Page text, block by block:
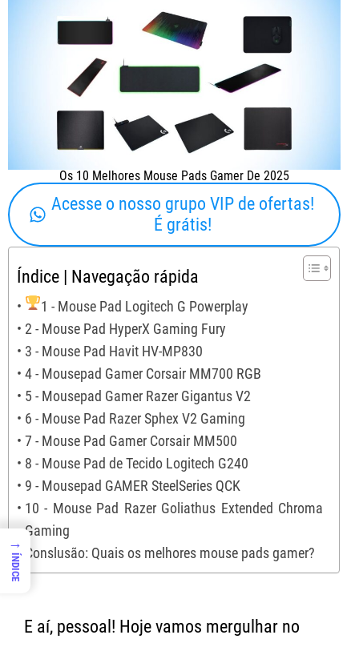
Os 10 Melhores Mouse Pads Gamer De 2025
Acesse o nosso grupo VIP de ofertas!
É grátis!
Índice | Navegação rápida
1 - Mouse Pad Logitech G Powerplay
2 - Mouse Pad HyperX Gaming Fury
3 - Mouse Pad Havit HV-MP830
4 - Mousepad Gamer Corsair MM700 RGB
5 - Mousepad Gamer Razer Gigantus V2
6 - Mouse Pad Razer Sphex V2 Gaming
7 - Mouse Pad Gamer Corsair MM500
8 - Mouse Pad de Tecido Logitech G240
9 - Mousepad GAMER SteelSeries QCK
10 - Mouse Pad Razer Goliathus Extended Chroma
Gaming
Conslusão: Quais os melhores mouse pads gamer?
E aí, pessoal! Hoje vamos mergulhar no
→
ÍNDICE